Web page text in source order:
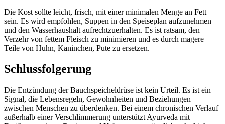
Die Kost sollte leicht, frisch, mit einer minimalen Menge an Fett
sein. Es wird empfohlen, Suppen in den Speiseplan aufzunehmen
und den Wasserhaushalt aufrechtzuerhalten. Es ist ratsam, den
Verzehr von fettem Fleisch zu minimieren und es durch magere
Teile von Huhn, Kaninchen, Pute zu ersetzen.
Schlussfolgerung
Die Entzündung der Bauchspeicheldrüse ist kein Urteil. Es ist ein
Signal, die Lebensregeln, Gewohnheiten und Beziehungen
zwischen Menschen zu überdenken. Bei einem chronischen Verlauf
außerhalb einer Verschlimmerung unterstützt Ayurveda mit